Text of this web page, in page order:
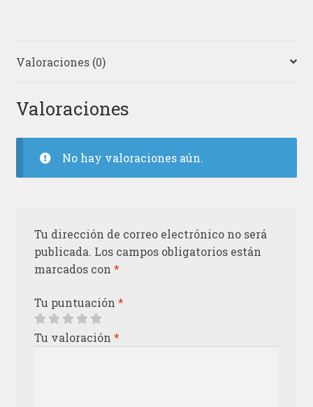
Valoraciones (0)
Valoraciones
No hay valoraciones aún.
Tu dirección de correo electrónico no será
publicada. Los campos obligatorios están
marcados con *
Tu puntuación *
Tu valoración *